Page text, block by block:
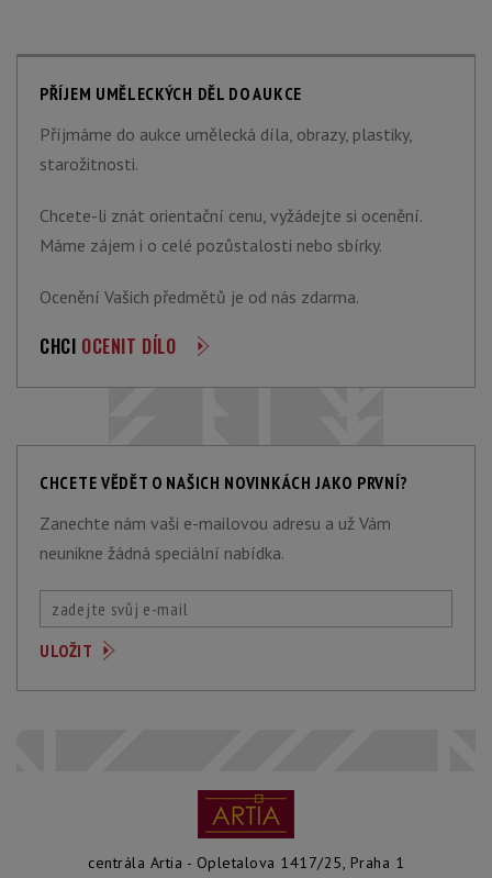
PŘÍJEM UMĚLECKÝCH DĚL DO AUKCE
Příjmáme do aukce umělecká díla, obrazy, plastiky,
starožitnosti.
Chcete-li znát orientační cenu, vyžádejte si ocenění.
Máme zájem i o celé pozůstalosti nebo sbírky.
Ocenění Vašich předmětů je od nás zdarma.
CHCI OCENIT DÍLO
CHCETE VĚDĚT O NAŠICH NOVINKÁCH JAKO PRVNÍ?
Zanechte nám vaši e-mailovou adresu a už Vám
neunikne žádná speciální nabídka.
centrála Artia - Opletalova 1417/25, Praha 1